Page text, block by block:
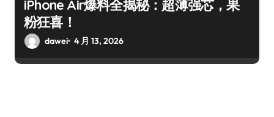
iPhone Air爆料全揭秘：超薄强芯，果
粉狂喜！
dawei 4 月 13, 2026